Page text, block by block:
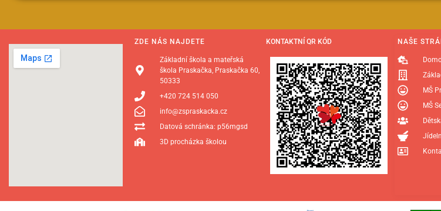
ZDE NÁS NAJDETE
Základní škola a mateřská
škola Praskačka, Praskačka 60,
50333
+420 724 514 050
info@zspraskacka.cz
Datová schránka: p56mgsd
3D procházka školou
KONTAKTNÍ QR KÓD NAŠE
MŠ
MŠ